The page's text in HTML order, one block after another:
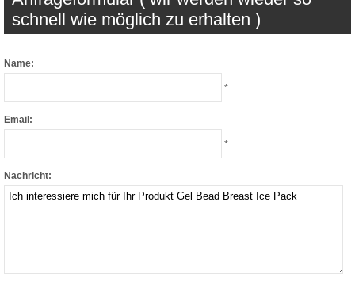
schnell wie möglich zu erhalten )
Name:
*
Email:
*
Nachricht: